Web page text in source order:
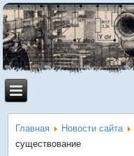
Главная Новости сайта
существование